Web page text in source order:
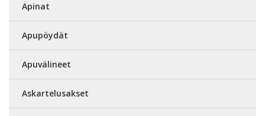
Apinat
Apupöydät
Apuvälineet
Askartelusakset